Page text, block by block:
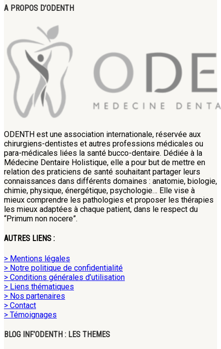
A PROPOS D’ODENTH
ODENTH est une association internationale, réservée aux
chirurgiens-dentistes et autres professions médicales ou
para-médicales liées la santé bucco-dentaire. Dédiée à la
Médecine Dentaire Holistique, elle a pour but de mettre en
relation des praticiens de santé souhaitant partager leurs
connaissances dans différents domaines : anatomie, biologie,
chimie, physique, énergétique, psychologie… Elle vise à
mieux comprendre les pathologies et proposer les thérapies
les mieux adaptées à chaque patient, dans le respect du
“Primum non nocere”.
AUTRES LIENS :
> Mentions légales
> Notre politique de confidentialité
> Conditions générales d’utilisation
> Liens thématiques
> Nos partenaires
> Contact
> Témoignages
BLOG INF’ODENTH : LES THEMES